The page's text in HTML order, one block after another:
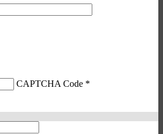
CAPTCHA Code *